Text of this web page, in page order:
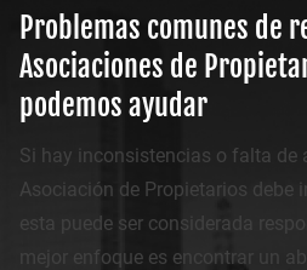
Problemas comunes de
Asociaciones de
podemos ayudar
Si hay inconsistencias o falta de
Asociación de Propietarios debe
esta puede ser considerada
mejor enfoque es encontrar un